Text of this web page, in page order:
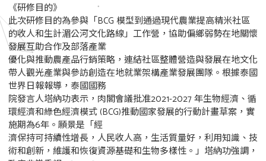
《研修目的》
此次研修目的為參與「BCG 模型到通過現代農業提高精米社區
的收人和生計湄公河文化路線」工作營，協助偏鄉弱勢在地關懷
發展互助合作及部落產業
優化與推動農產品行銷策略，連結社區整體營造與發展在地文化
帶人觀光產業與參訪創造在地就業架構產業發展團隊。根據泰國
世界日報報導，泰國國務
院發言人塔納功表示，肉閣會議批准2021-2027 年生物經濟、循
環經濟和綠色經濟模式 (BCG)推動國家發展的行動計畫草案，實
施期為6年。願景是「經
濟保持可持續性增長，人民收人高，生活質量好，利用知識、技
術和創新，維護和恢復資源基礎和生物多樣性。」塔納功強調，